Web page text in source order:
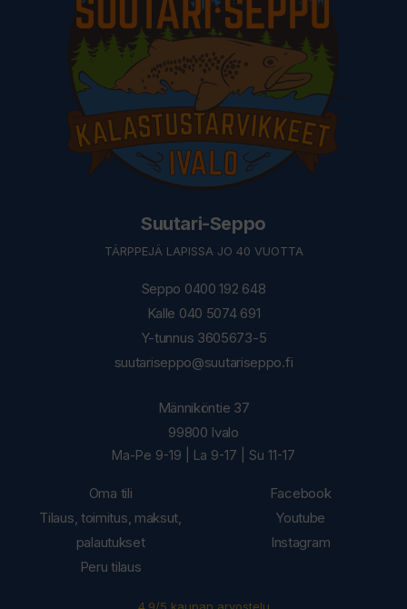
Suutari-Seppo
TÄRPPEJÄ LAPISSA JO 40 VUOTTA
Seppo 0400 192 648
Kalle 040 5074 691
Y-tunnus 3605673-5
suutariseppo@suutariseppo.fi
Oma tili
Tilaus, toimitus, maksut,
palautukset
Peru tilaus
Männiköntie 37
99800 Ivalo
Ma-Pe 9-19 | La 9-17 | Su 11-17
Facebook
Youtube
Instagram